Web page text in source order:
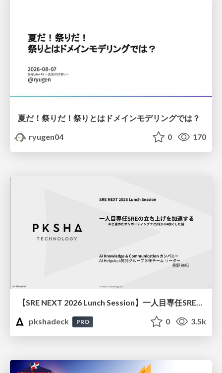
夏だ！祭りだ！祭りとはドメインモデリングでは？
ryugen04
0 170
【SRE NEXT 2026 Lunch Session】一人目専任SREの立ち上げを加速する ― AIと進めたオンボーディングで2分を0.04秒にした話
pkshadeck
PRO 0 3.5k